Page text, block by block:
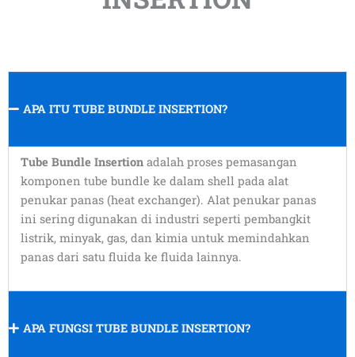
APA ITU TUBE BUNDLE INSERTION?
Tube Bundle Insertion adalah proses pemasangan
komponen tube bundle ke dalam shell pada alat
penukar panas (heat exchanger). Alat penukar panas
ini sering digunakan di industri seperti pembangkit
listrik, minyak, gas, dan kimia untuk memindahkan
panas dari satu fluida ke fluida lainnya.
APA FUNGSI TUBE BUNDLE INSERTION?